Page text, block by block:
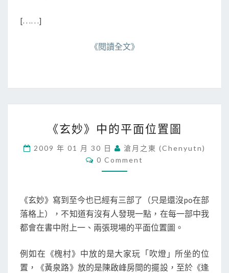
[……]
《閱讀全文》
玄
》
中
的
面
位
置
圖
《玄妙》中的平面位置圖
2009 年 01 月 30 日
滄月之東 (chenyutn)
C
O
N
T
S
0 Comment
《玄妙》寫到至今也已經有三部了（只是還沒po在部
落格上），不知道有沒有人發現一點，在每一部中我
都會在書中附上一、兩張現場的平面位置圖。
例如在《槐村》中放的是大家玩「吹燈」所坐的位
置，《黃泉路》放的是陳啟峰房間的擺設，至於《逢